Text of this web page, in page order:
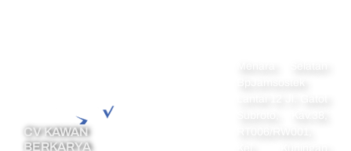
CV KAWAN
BERKARYA